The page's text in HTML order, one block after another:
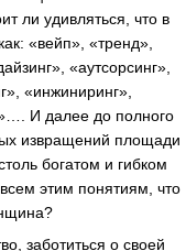
ли удивляться, что в
«вейп», «тренд»,
«аутсорсинг»,
«инжиниринг»,
И далее до полного
извращений площади
богатом и гибком
этим понятиям, что
заботиться о своей